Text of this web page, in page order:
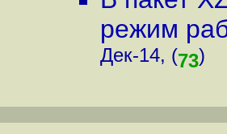
режим
Дек-14, (73)